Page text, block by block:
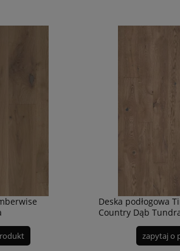
Deska podłogowa
Country Dąb
zapytaj o